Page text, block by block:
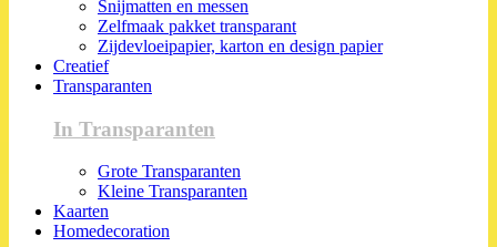
Snijmatten en messen
Zelfmaak pakket transparant
Zijdevloeipapier, karton en design papier
Creatief
Transparanten
In Transparanten
Grote Transparanten
Kleine Transparanten
Kaarten
Homedecoration